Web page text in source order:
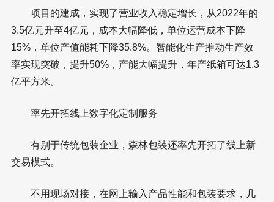
项目的建成，实现了营业收入稳定增长，从2022年的
3.5亿元升至4亿元，成本大幅降低，单位运营成本下降
15%，单位产值能耗下降35.8%。智能化生产推动生产效
率实现突破，提升50%，产能大幅提升，年产纸箱可达1.3
亿平方米。
率先开拓线上数字化定制服务
有别于传统包装企业，森林包装还率先开拓了线上新
交易模式。
不用现场对接，在网上输入产品性能和包装要求，几